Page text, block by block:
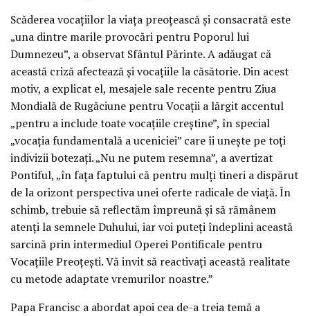
Scăderea vocațiilor la viața preoțească și consacrată este
„una dintre marile provocări pentru Poporul lui
Dumnezeu”, a observat Sfântul Părinte. A adăugat că
această criză afectează și vocațiile la căsătorie. Din acest
motiv, a explicat el, mesajele sale recente pentru Ziua
Mondială de Rugăciune pentru Vocații a lărgit accentul
„pentru a include toate vocațiile creștine”, în special
„vocația fundamentală a uceniciei” care îi unește pe toți
indivizii botezați. „Nu ne putem resemna”, a avertizat
Pontiful, „în fața faptului că pentru mulți tineri a dispărut
de la orizont perspectiva unei oferte radicale de viață. În
schimb, trebuie să reflectăm împreună și să rămânem
atenți la semnele Duhului, iar voi puteți îndeplini această
sarcină prin intermediul Operei Pontificale pentru
Vocațiile Preoțești. Vă invit să reactivați această realitate
cu metode adaptate vremurilor noastre.”
Papa Francisc a abordat apoi cea de-a treia temă a